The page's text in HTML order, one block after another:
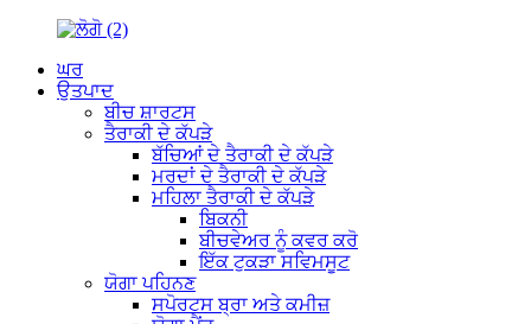
ਘਰ
ਉਤਪਾਦ
ਬੀਚ ਸ਼ਾਰਟਸ
ਤੈਰਾਕੀ ਦੇ ਕੱਪੜੇ
ਬੱਚਿਆਂ ਦੇ ਤੈਰਾਕੀ ਦੇ ਕੱਪੜੇ
ਮਰਦਾਂ ਦੇ ਤੈਰਾਕੀ ਦੇ ਕੱਪੜੇ
ਮਹਿਲਾ ਤੈਰਾਕੀ ਦੇ ਕੱਪੜੇ
ਬਿਕਨੀ
ਬੀਚਵੇਅਰ ਨੂੰ ਕਵਰ ਕਰੋ
ਇੱਕ ਟੁਕੜਾ ਸਵਿਮਸੂਟ
ਯੋਗਾ ਪਹਿਨਣ
ਸਪੋਰਟਸ ਬ੍ਰਾ ਅਤੇ ਕਮੀਜ਼